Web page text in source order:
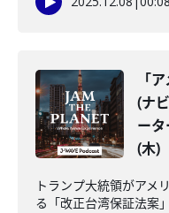
「
(ナ
ー
(木)
トランプ大統領がアメ
る「改正台湾保証法案